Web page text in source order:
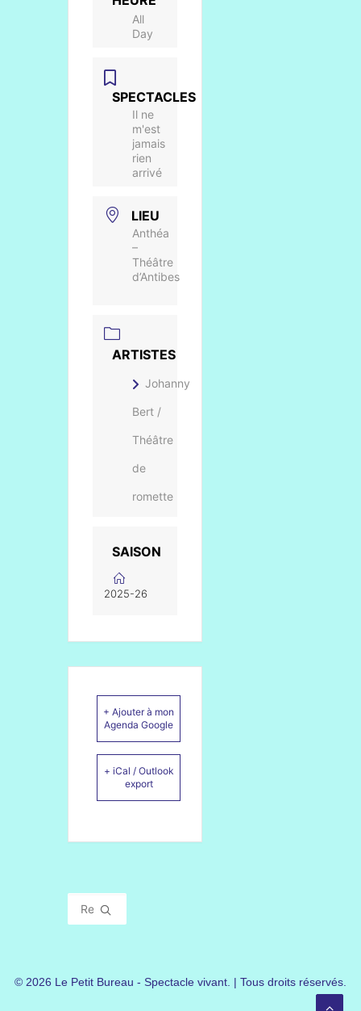
All
Day
SPECTACLES
Il ne
m'est
jamais
rien
arrivé
LIEU
Anthéa
–
Théâtre
d’Antibes
ARTISTES
Johanny
Bert /
Théâtre
de
romette
SAISON
2025-26
+ Ajouter à mon
Agenda Google
+ iCal / Outlook
export
© 2026 Le Petit Bureau - Spectacle vivant. | Tous droits réservés.